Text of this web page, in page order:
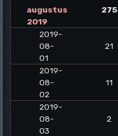
augustus
2019
275
2019-
08-
01
21
2019-
08-
02
11
2019-
08-
03
2